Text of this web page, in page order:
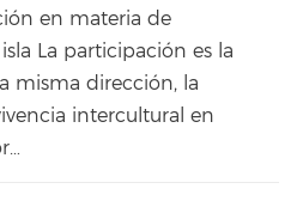
en materia de
La participación es la
misma dirección, la
intercultural en